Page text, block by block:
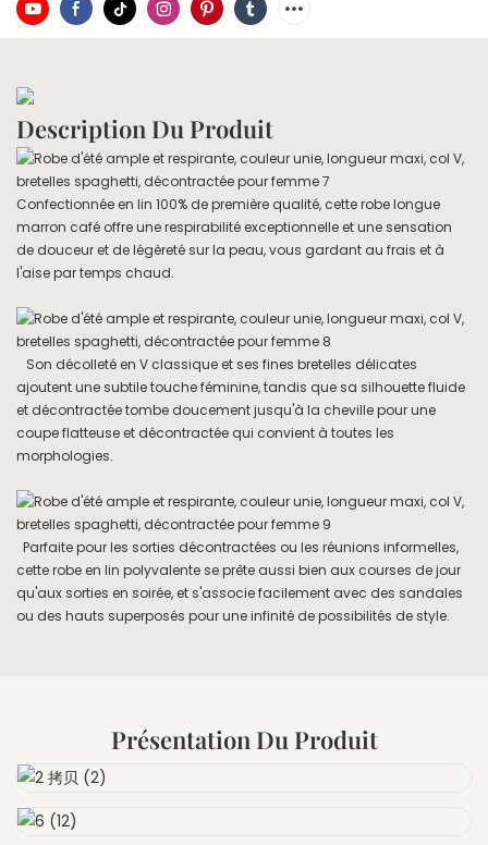
Description Du Produit
Confectionnée en lin 100% de première qualité, cette robe longue
marron café offre une respirabilité exceptionnelle et une sensation
de douceur et de légèreté sur la peau, vous gardant au frais et à
l'aise par temps chaud.
Son décolleté en V classique et ses fines bretelles délicates
ajoutent une subtile touche féminine, tandis que sa silhouette fluide
et décontractée tombe doucement jusqu'à la cheville pour une
coupe flatteuse et décontractée qui convient à toutes les
morphologies.
Parfaite pour les sorties décontractées ou les réunions informelles,
cette robe en lin polyvalente se prête aussi bien aux courses de jour
qu'aux sorties en soirée, et s'associe facilement avec des sandales
ou des hauts superposés pour une infinité de possibilités de style.
Présentation Du Produit